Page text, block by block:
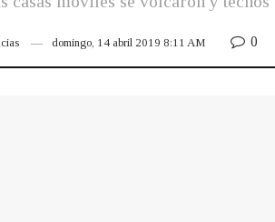
domingo, 14 abril 2019 8:11 AM 0